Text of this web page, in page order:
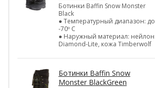
Ботинки Baffin Snow Monster
Black
● Температурный диапазон: до
-70º C
● Наружный материал: нейлон
Diamond-Lite, кожа Timberwolf
Ботинки Baffin Snow
Monster BlackGreen